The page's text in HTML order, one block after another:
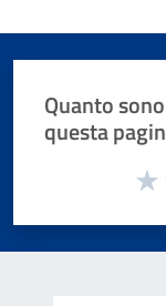
Quanto
questa
Valuta da 1 a 5